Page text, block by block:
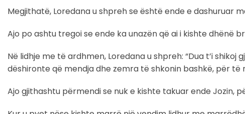
Megjithatë, Loredana u shpreh se është ende e dashuruar
Ajo po ashtu tregoi se ende ka unazën që ai i kishte dhënë
Në lidhje me të ardhmen, Loredana u shpreh: “Dua t’i
dëshironte që mendja dhe zemra të shkonin bashkë, për
Ajo gjithashtu përmendi se nuk e kishte takuar ende Jozin,